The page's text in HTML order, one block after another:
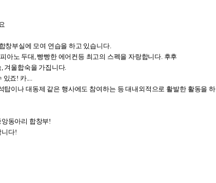
창부실에 모여 연습을 하고 있습니다.
아노 두대, 빵빵한 에어컨등 최고의 스펙을 자랑합니다.후후
겨울합숙을 가집니다.
있죠! 카....
이나 대동제 같은 행사에도 참여하는 등 대내외적으로 활발한 활동을 하
동아리 합창부!
니다!